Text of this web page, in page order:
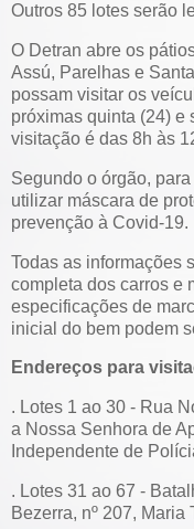
Outros 85 lotes serão
O Detran abre os
Assú, Parelhas e
possam visitar os
próximas quinta (24) e
visitação é das 8h às
Segundo o órgão,
utilizar máscara de
prevenção à Covid-19.
Todas as informações
completa dos carros e
especificações de
inicial do bem podem
Endereços para
. Lotes 1 ao 30 - Rua
a Nossa Senhora de
Independente de
. Lotes 31 ao 67 -
Bezerra, nº 207, Maria